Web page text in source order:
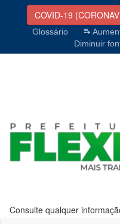
COVID-19
Glossário
Diminuir
Consulte qualquer